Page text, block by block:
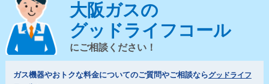
大阪ガスの
グッドライフコール
にご相談ください！
ガス機器やおトクな料金についてのご質問やご相談ならグッドライフ